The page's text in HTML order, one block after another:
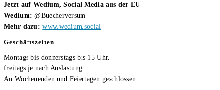
Jetzt auf Wedium, Social Media aus der EU
Wedium: @Buecherversum
Mehr dazu: www.wedium.social
Geschäftszeiten
Montags bis donnerstags bis 15 Uhr,
freitags je nach Auslastung.
An Wochenenden und Feiertagen geschlossen.